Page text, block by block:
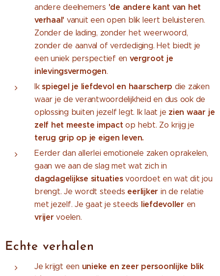
andere deelnemers 'de andere kant van het
verhaal' vanuit een open blik leert beluisteren.
Zonder de lading, zonder het weerwoord,
zonder de aanval of verdediging. Het biedt je
een uniek perspectief en vergroot je
inlevingsvermogen.
Ikspiegel je liefdevol en haarscherp die zaken
waar je de verantwoordelijkheid en dus ook de
oplossing buiten jezelf legt. Ik laat je zien waar je
zelf het meeste impactop hebt. Zo krijg je
terug grip op je eigen leven.
Eerder dan allerlei emotionele zaken oprakelen,
gaan we aan de slag met wat zich in
dagdagelijkse situatiesvoordoet en wat dit jou
brengt. Je wordt steeds eerlijker in de relatie
met jezelf. Je gaat je steeds liefdevoller en
vrijer voelen.
Echte verhalen
Je krijgt een unieke en zeer persoonlijke blik